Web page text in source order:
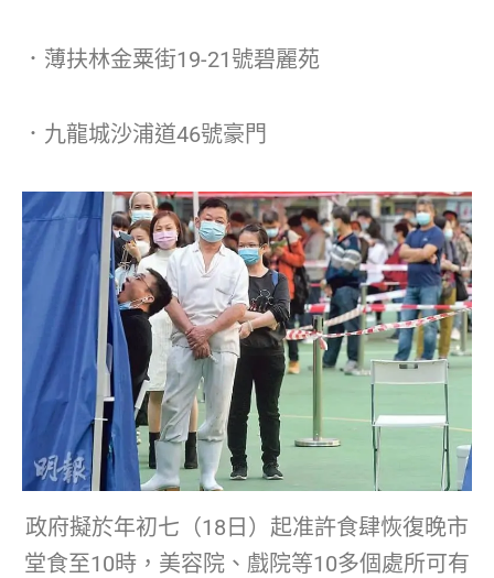
．薄扶林金粟街19-21號碧麗苑
．九龍城沙浦道46號豪門
政府擬於年初七（18日）起准許食肆恢復晚市
堂食至10時，美容院、戲院等10多個處所可有